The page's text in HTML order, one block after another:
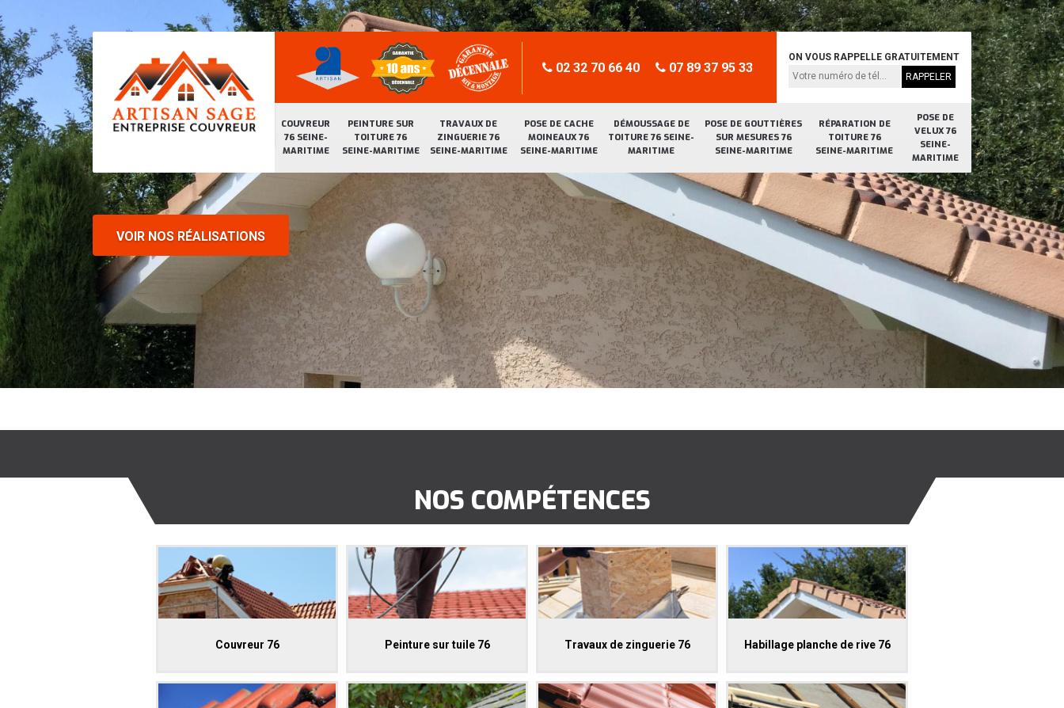
COUVREUR
76 SEINE-
MARITIME
PEINTURE SUR
TOITURE 76
SEINE-MARITIME
TRAVAUX DE
ZINGUERIE 76
SEINE-MARITIME
POSE DE CACHE
MOINEAUX 76
SEINE-MARITIME
DÉMOUSSAGE DE
TOITURE 76 SEINE-
MARITIME
POSE DE GOUTTIÈRES
SUR MESURES 76
SEINE-MARITIME
RÉPARATION DE
TOITURE 76
SEINE-MARITIME
POSE DE
VELUX 76
SEINE-
MARITIME
02 32 70 66 40 07 89 37 95 33
ON VOUS RAPPELLE GRATUITEMENT
VOIR NOS RÉALISATIONS
NOS COMPÉTENCES
Couvreur 76 Peinture sur tuile 76 Travaux de zinguerie 76 Habillage planche de rive 76